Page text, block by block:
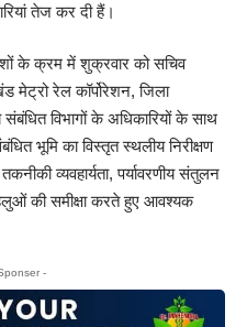
तेज कर दी हैं।
के क्रम में शुक्रवार को सचिव
मेट्रो रेल कॉर्पोरेशन, जिला
विभागों के अधिकारियों के साथ
भूमि का विस्तृत स्थलीय निरीक्षण
व्यवहार्यता, पर्यावरणीय संतुलन
की समीक्षा करते हुए आवश्यक
-